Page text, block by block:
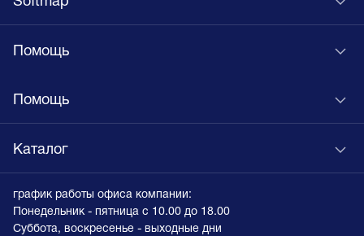
Помощь
Помощь
Каталог
график работы офиса компании:
Понедельник - пятница с 10.00 до 18.00
Суббота, воскресенье - выходные дни